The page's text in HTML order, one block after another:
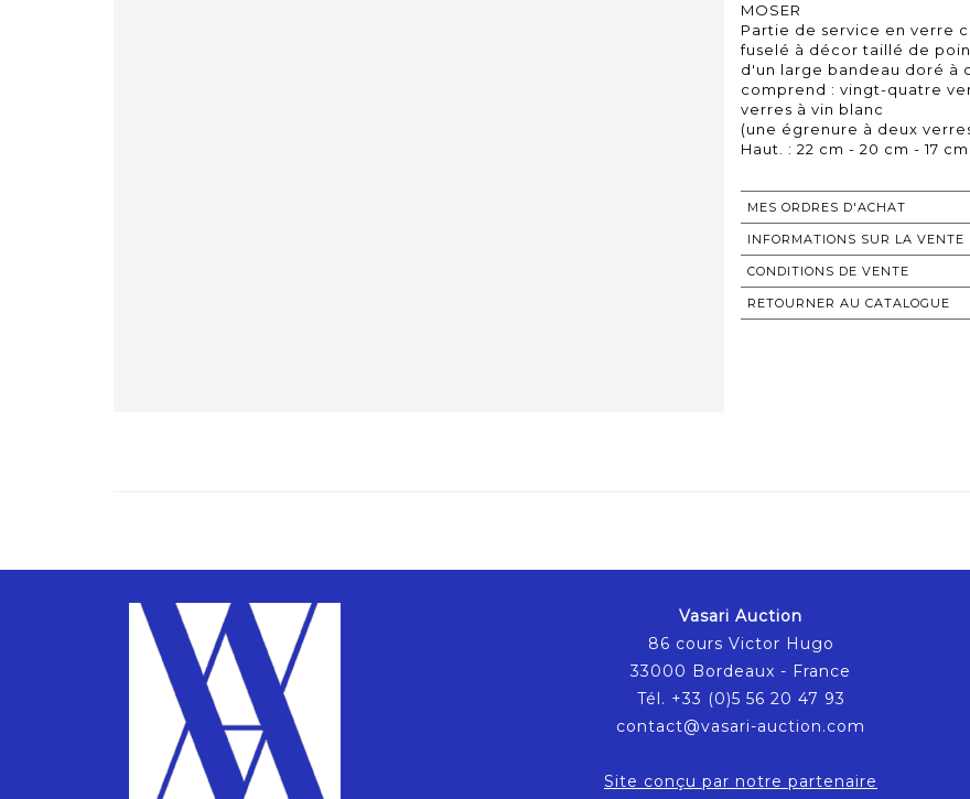
MOSER
Partie de service en verre
fuselé à décor taillé de
d'un large bandeau doré à
comprend : vingt-quatre
verres à vin blanc
(une égrenure à deux
Haut. : 22 cm - 20 cm - 17 cm
MES ORDRES D'ACHAT
INFORMATIONS SUR LA VENTE
CONDITIONS DE VENTE
RETOURNER AU CATALOGUE
Vasari Auction
86 cours Victor Hugo
33000 Bordeaux - France
Tél. +33 (0)5 56 20 47 93
contact@vasari-auction.com
Site conçu par notre partenaire